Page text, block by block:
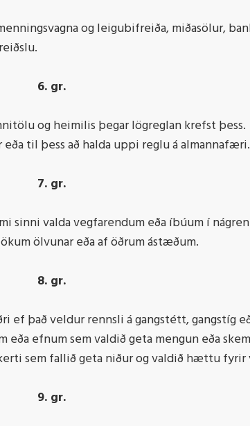
og leigubifreiða, miðasölur,
6. gr.
og heimilis þegar lögreglan krefst þess.
til þess að halda uppi reglu á almannafæri.
7. gr.
sinni valda vegfarendum eða íbúum í
ölvunar eða af öðrum ástæðum.
8. gr.
ef það veldur rennsli á gangstétt, gangstíg
efnum sem valdið geta mengun eða
sem fallið geta niður og valdið hættu
9. gr.